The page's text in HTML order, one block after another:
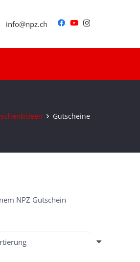
info@npz.ch
Gutscheine
NPZ Gutschein